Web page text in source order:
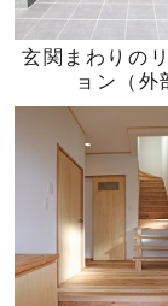
玄関まわりの
ョン（外